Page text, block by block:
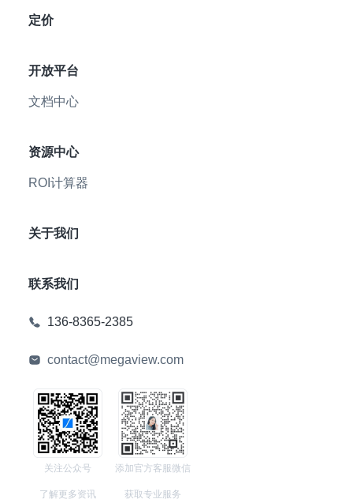
定价
开放平台
文档中心
资源中心
ROI计算器
关于我们
联系我们
136-8365-2385
contact@megaview.com
关注公众号
了解更多资讯
添加官方客服微信
获取专业服务